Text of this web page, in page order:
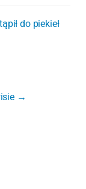
do piekieł
→